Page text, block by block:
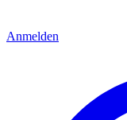
Anmelden